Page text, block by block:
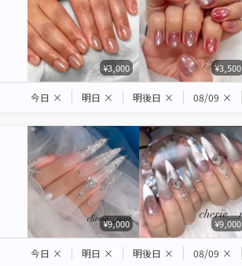
¥3,000 ¥3,500
今日 × 明日 × 明後日 × 08/09 ×
¥9,000 ¥9,000
今日 × 明日 × 明後日 × 08/09 ×